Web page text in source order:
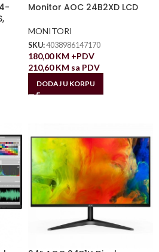
Monitor AOC 24B2XD LCD
MONITORI
SKU:4038986147170
180,00KM +PDV
210,60KM sa PDV
DODAJ U KORPU